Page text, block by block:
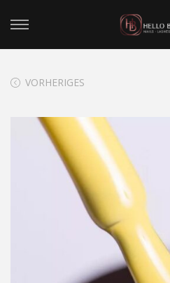
VORHERIGES